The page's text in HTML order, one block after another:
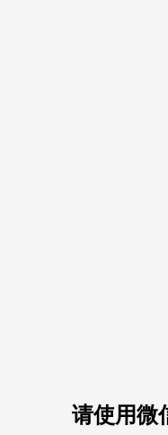
请使用微